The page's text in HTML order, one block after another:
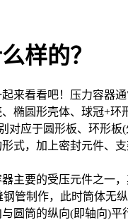
样的？
来看看吧！压力容器
椭圆形壳体、球冠+环
应于圆形板、环形
式，加上密封元件、
主要的受压元件之一
钢管制作，此时筒体
圆筒的纵向(即轴向)平